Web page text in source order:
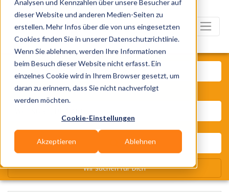
Analysen und Kennzahlen über unsere Besucher auf
dieser Website und anderen Medien-Seiten zu
erstellen. Mehr Infos über die von uns eingesetzten
Cookies finden Sie in unserer Datenschutzrichtlinie.
Wenn Sie ablehnen, werden Ihre Informationen
beim Besuch dieser Website nicht erfasst. Ein
einzelnes Cookie wird in Ihrem Browser gesetzt, um
daran zu erinnern, dass Sie nicht nachverfolgt
werden möchten.
Cookie-Einstellungen
Akzeptieren Ablehnen
Was? Künstler, Zelte, Bands,
Wir suchen für Dich